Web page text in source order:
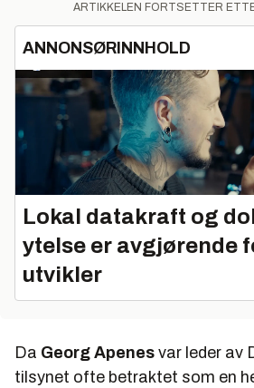
ARTIKKELEN FORTSETTER
ANNONSØRINNHOLD
Lokal datakraft og
ytelse er avgjørende
utvikler
Da Georg Apenes var leder av
tilsynet ofte betraktet som en